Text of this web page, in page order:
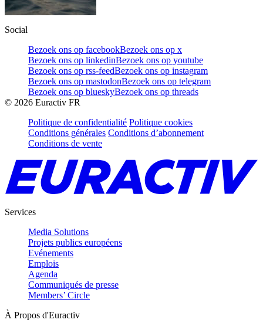
Social
Bezoek ons op facebookBezoek ons op x
Bezoek ons op linkedinBezoek ons op youtube
Bezoek ons op rss-feedBezoek ons op instagram
Bezoek ons op mastodonBezoek ons op telegram
Bezoek ons op blueskyBezoek ons op threads
© 2026 Euractiv FR
Politique de confidentialité Politique cookies
Conditions générales Conditions d’abonnement
Conditions de vente
Services
Media Solutions
Projets publics européens
Evénements
Emplois
Agenda
Communiqués de presse
Members’ Circle
À Propos d'Euractiv